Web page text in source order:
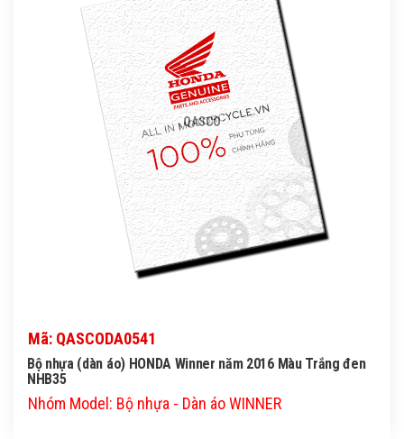
QASCO
Mã: QASCODA0541
Bộ nhựa (dàn áo) HONDA Winner năm 2016 Màu Trắng đen
NHB35
Nhóm Model: Bộ nhựa - Dàn áo WINNER